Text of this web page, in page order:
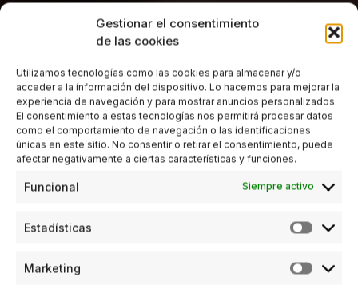
Gestionar el consentimiento
de las cookies
Utilizamos tecnologías como las cookies para almacenar y/o
acceder a la información del dispositivo. Lo hacemos para mejorar la
experiencia de navegación y para mostrar anuncios personalizados.
El consentimiento a estas tecnologías nos permitirá procesar datos
como el comportamiento de navegación o las identificaciones
únicas en este sitio. No consentir o retirar el consentimiento, puede
afectar negativamente a ciertas características y funciones.
Funcional Siempre activo
Estadísticas
Marketing